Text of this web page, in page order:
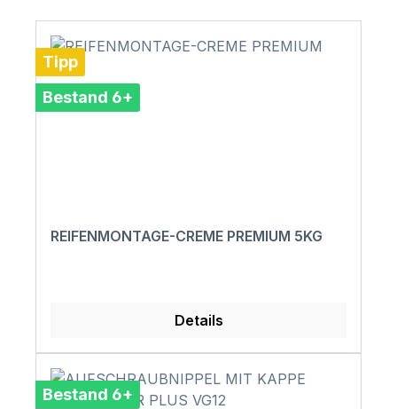
Tipp
Bestand 6+
REIFENMONTAGE-CREME PREMIUM 5KG
Details
Bestand 6+